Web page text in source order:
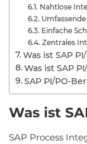
Nahtlose
Einfache
Zentrales
Was ist SAP
Was ist SAP
SAP PI/PO-
Was ist
SAP Process